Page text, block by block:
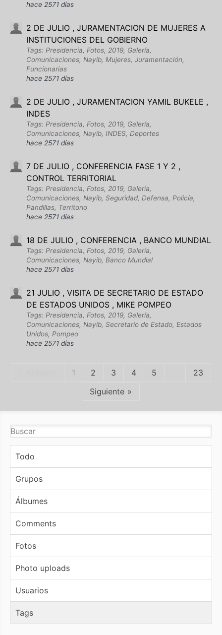
hace 2571 días
2 DE JULIO , JURAMENTACION DE MUJERES A
INSTITUCIONES DEL GOBIERNO
Tags: Presidencia, Fotos, 2019, Galería,
Comunicaciones, Nayib, Mujeres, Juramentación,
Funcionarias
hace 2571 días
2 DE JULIO , JURAMENTACION YAMIL BUKELE ,
INDES
Tags: Presidencia, Fotos, 2019, Galería,
Comunicaciones, Nayib, INDES, Deportes
hace 2571 días
7 DE JULIO , CONFERENCIA FASE 1 Y 2 ,
CONTROL TERRITORIAL
Tags: Presidencia, Fotos, 2019, Galería,
Comunicaciones, Nayib, Seguridad, Defensa, Policía,
Pandillas, Territorio
hace 2571 días
18 DE JULIO , CONFERENCIA , BANCO MUNDIAL
Tags: Presidencia, Fotos, 2019, Galería,
Comunicaciones, Nayib, Banco Mundial
hace 2571 días
21 JULIO , VISITA DE SECRETARIO DE ESTADO
DE ESTADOS UNIDOS , MIKE POMPEO
Tags: Presidencia, Fotos, 2019, Galería,
Comunicaciones, Nayib, Secretario de Estado, Estados
Unidos, Pompeo
hace 2571 días
1 2 3 4 5
23
Siguiente
Todo
Grupos
Álbumes
Comments
Fotos
Photo uploads
Usuarios
Tags